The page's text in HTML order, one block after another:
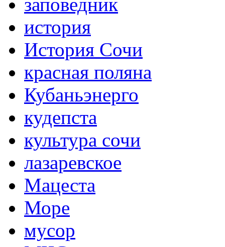
заповедник
история
История Сочи
красная поляна
Кубаньэнерго
кудепста
культура сочи
лазаревское
Мацеста
Море
мусор